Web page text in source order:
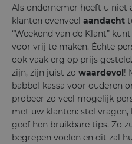
Als ondernemer heeft u
klanten evenveel aandacht
“Weekend van de Klant”
voor vrij te maken. Échte
ook vaak erg op prijs
zijn, zijn juist zo waardevol !
babbel-kassa voor ouderen
probeer zo veel mogelijk
met uw klanten: stel
geef hen bruikbare tips. Zo
begrepen voelen en dit zal